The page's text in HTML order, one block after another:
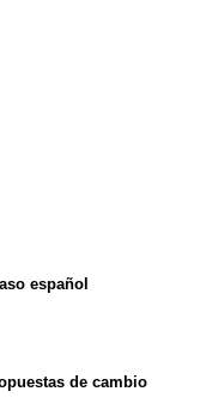
español
de cambio